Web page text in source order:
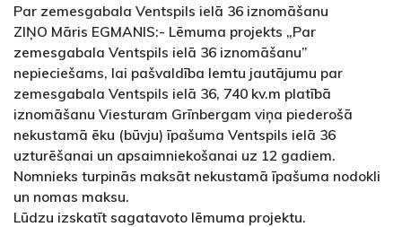
Par zemesgabala Ventspils ielā 36 iznomāšanu
ZIŅO Māris EGMANIS:- Lēmuma projekts „Par
zemesgabala Ventspils ielā 36 iznomāšanu”
nepieciešams, lai pašvaldība lemtu jautājumu par
zemesgabala Ventspils ielā 36, 740 kv.m platībā
iznomāšanu Viesturam Grīnbergam viņa piederošā
nekustamā ēku (būvju) īpašuma Ventspils ielā 36
uzturēšanai un apsaimniekošanai uz 12 gadiem.
Nomnieks turpinās maksāt nekustamā īpašuma nodokli
un nomas maksu.
Lūdzu izskatīt sagatavoto lēmuma projektu.